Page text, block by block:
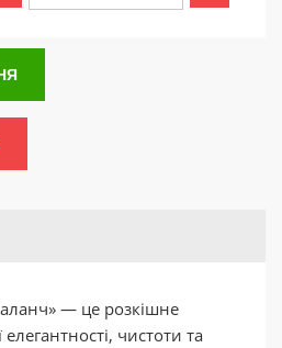
— це розкішне
чистоти та